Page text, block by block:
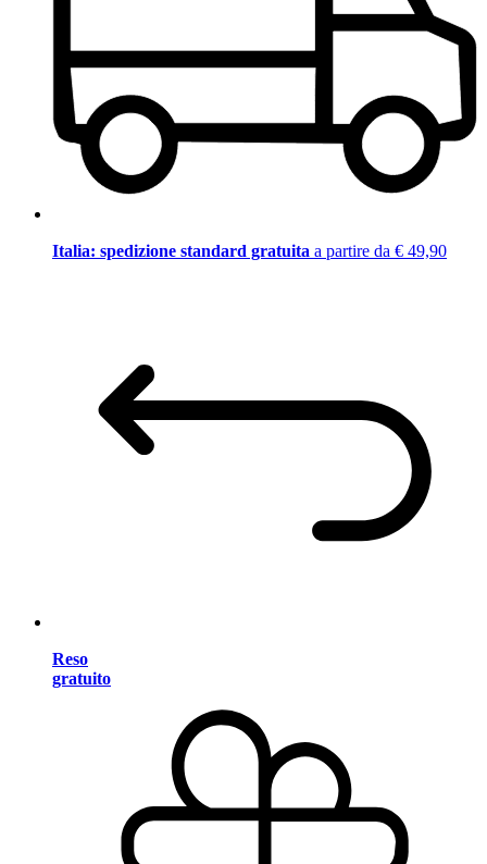
Italia: spedizione standard gratuita a partire da € 49,90
Reso
gratuito